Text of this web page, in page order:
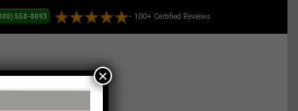
- 100+ Certified Reviews
×